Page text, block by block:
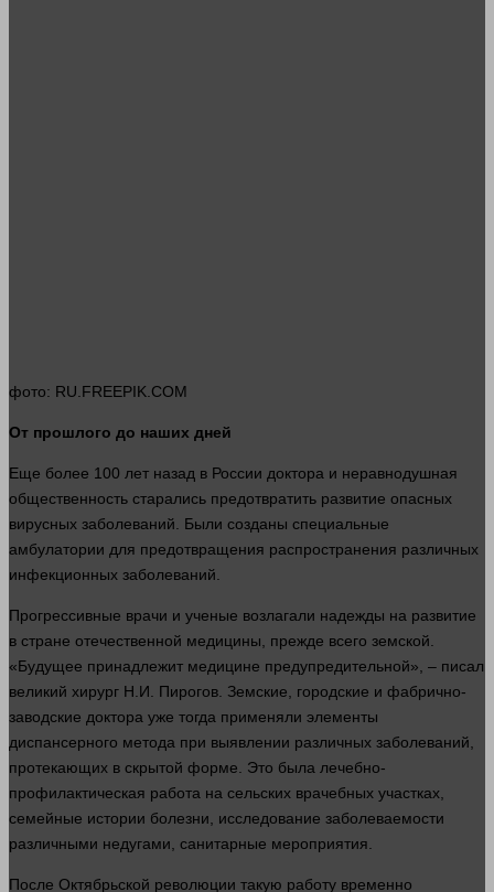
фото: RU.FREEPIK.COM
От прошлого до наших дней
Еще более 100 лет назад в России доктора и неравнодушная
общественность старались предотвратить развитие опасных
вирусных заболеваний. Были созданы специальные
амбулатории для предотвращения распространения различных
инфекционных заболеваний.
Прогрессивные врачи и ученые возлагали надежды на развитие
в стране отечественной медицины , прежде всего земской.
«Будущее принадлежит медицине предупредительной», – писал
великий хирург Н.И. Пирогов. Земские, городские и фабрично-
заводские доктора уже тогда применяли элементы
диспансерного метода при выявлении различных заболеваний,
протекающих в скрытой форме. Это была лечебно-
профилактическая работа на сельских врачебных участках,
семейные истории болезни, исследование заболеваемости
различными недугами, санитарные мероприятия.
После Октябрьской революции такую работу временно